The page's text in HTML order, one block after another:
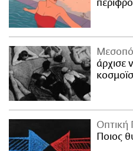
άρχισε
Οπτική
Ποιος